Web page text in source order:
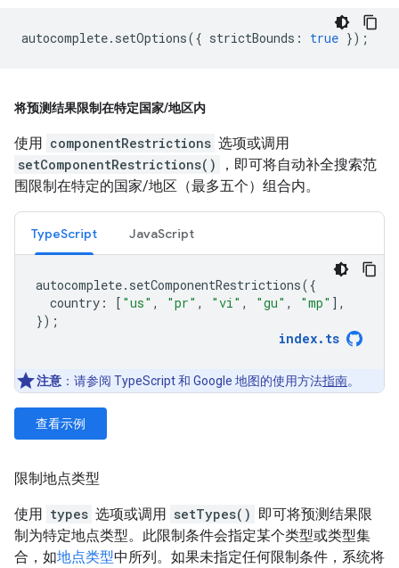
autocomplete. setOptions({ strictBounds : true });
将预测结果限制在特定国家/地区内
使用 componentRestrictions 选项或调用
setComponentRestrictions()
，即可将自动补全搜索范
围限制在特定的国家/地区（最多五个）组合内。
TypeScript JavaScript
autocomplete. setComponentRestrictions({
country : [ "us" , "pr" , "vi" , "gu" , "mp" ],
});
index. ts
注意 ：请参阅 TypeScript 和 Google 地图的使用方法指南。
查看示例
限制地点类型
使用 types 选项或调用 setTypes() 即可将预测结果限
制为特定地点类型。此限制条件会指定某个类型或类型集
合，如地点类型中所列。如果未指定任何限制条件，系统将